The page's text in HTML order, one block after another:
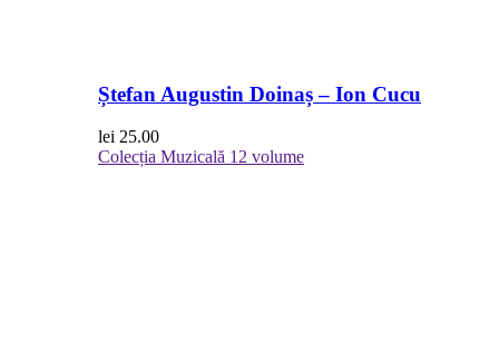
Ștefan Augustin Doinaș – Ion Cucu
lei 25.00
Colecția Muzicală 12 volume